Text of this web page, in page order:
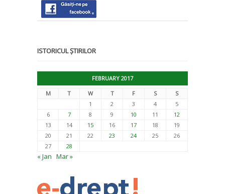
ISTORICUL ȘTIRILOR
FEBRUARY 2017
M
T W T F S
S
1
2 3 4
5
6
7 8 9 10 11
12
13
14 15 16 17 18
19
20
21 22 23 24 25
26
27
28
« Jan Mar »